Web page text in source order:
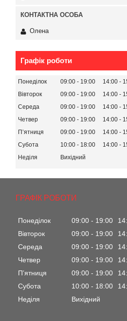
Олена
Графік роботи
Понеділок 09:00 19:00 14:00
Вівторок
09:00 19:00 14:00
Середа
09:00 19:00 14:00
Четвер
09:00 19:00 14:00
Пʼятниця
09:00 19:00 14:00
Субота
10:00 18:00 14:00
Неділя
Вихідний
ГРАФІК РОБОТИ
Понеділок 09:00 19:00
Вівторок
09:00 19:00
Середа
09:00 19:00
Четвер
09:00 19:00
Пʼятниця
09:00 19:00
Субота
10:00 18:00
Неділя
Вихідний